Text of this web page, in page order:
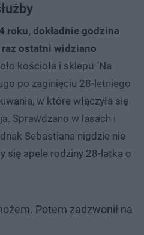
roku, dokładnie godzina
raz ostatni widziano
kościoła i sklepu "Na
po zaginięciu 28-letniego
w które włączyła się
Sprawdzano w lasach i
Sebastiana nigdzie nie
się apele rodziny 28-latka o
Potem zadzwonił na